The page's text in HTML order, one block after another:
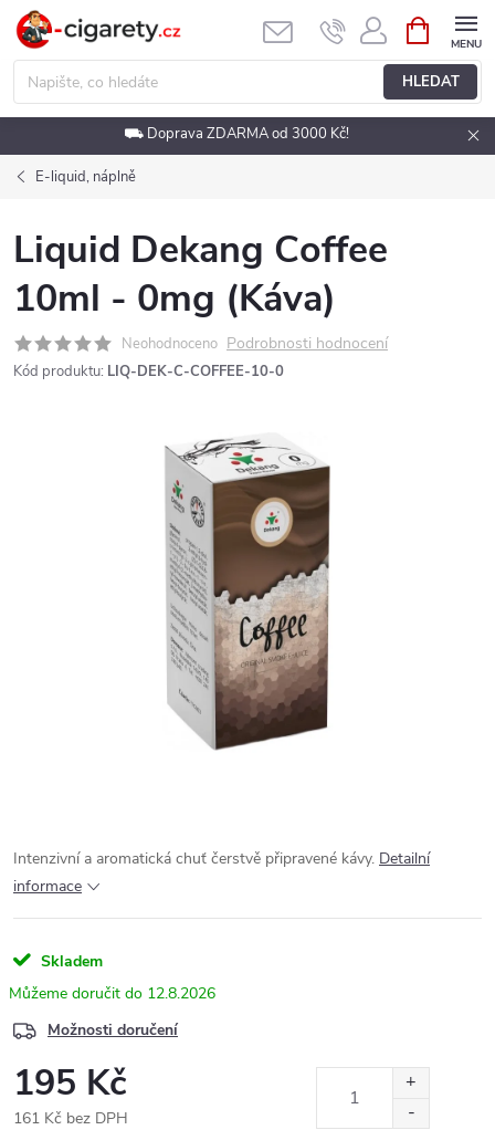
Přejít
obsah
HLEDAT
NÁKUPNÍ
KOŠÍK
⛟ Doprava ZDARMA od 3000 Kč!
E-liquid, náplně
Liquid Dekang Coffee
10ml - 0mg (Káva)
Neohodnoceno Podrobnosti hodnocení
Kód produktu: LIQ-DEK-C-COFFEE-10-0
Intenzivní a aromatická chuť čerstvě připravené kávy. Detailní
informace
Skladem
12.8.2026
Možnosti doručení
195 Kč
161 Kč bez DPH